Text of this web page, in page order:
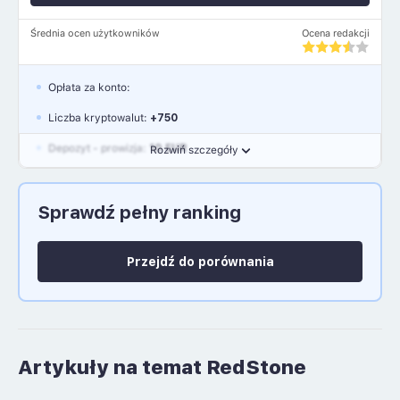
Średnia ocen użytkowników Ocena redakcji
Rozwiń szczegóły
Opłata za konto:
Liczba kryptowalut: +750
Depozyt - prowizja: 10 EUR
Język polski: NIE
Sprawdź pełny ranking
Przejdź do porównania
Artykuły na temat RedStone